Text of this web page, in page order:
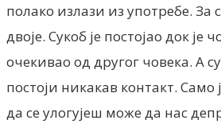
полако излази из употребе. За
двоје. Сукоб је постојао док је
очекивао од другог човека. А
постоји никакав контакт. Само
да се улогујеш може да нас